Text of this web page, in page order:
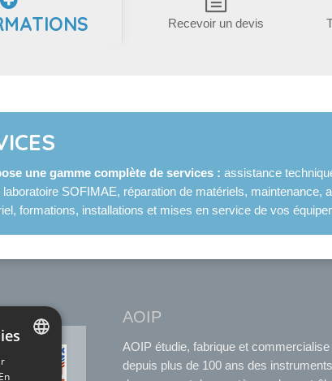
Recevoir un devis
une gamme complète de services : assistance
SOFIMAE, réparation de matériels, maintenance,
formations, installations et mises en service de vos
AOIP
AOIP étudie, fabrique et commercialise
depuis plus de 100 ans des instruments
FRENCH